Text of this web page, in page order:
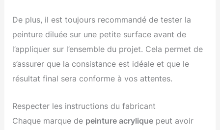
De plus, il est toujours recommandé de tester la
peinture diluée sur une petite surface avant de
l’appliquer sur l’ensemble du projet. Cela permet de
s’assurer que la consistance est idéale et que le
résultat final sera conforme à vos attentes.
Respecter les instructions du fabricant
Chaque marque de peinture acrylique peut avoir